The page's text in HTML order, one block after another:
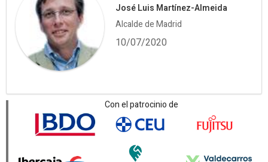
José Luis Martínez-Almeida
Alcalde de Madrid
10/07/2020
Con el patrocinio de